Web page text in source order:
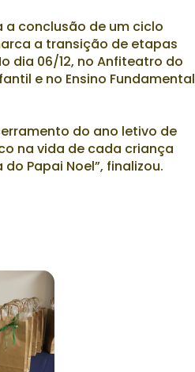
conclusão de um ciclo
a transição de etapas
dia 06/12, no Anfiteatro do
e no Ensino Fundamental
do ano letivo de
na vida de cada criança
Papai Noel”, finalizou.